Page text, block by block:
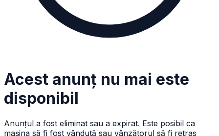
Acest anunț nu mai este
disponibil
Anunțul a fost eliminat sau a expirat. Este posibil ca
mașina să fi fost vândută sau vânzătorul să fi retras